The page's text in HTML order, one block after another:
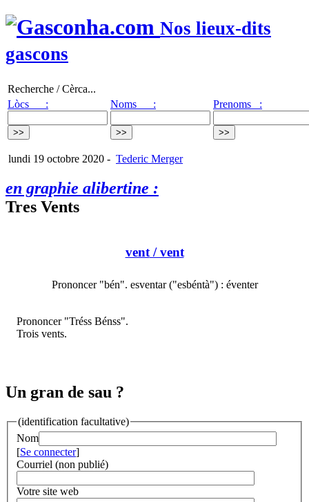
Nos lieux-dits
gascons
Recherche / Cèrca...
Lòcs :
Noms : Prenoms :
lundi 19 octobre 2020 - Tederic Merger
en graphie alibertine :
Tres Vents
vent/ vent
Prononcer "bén". esventar ("esbéntà") : éventer
Prononcer "Tréss Bénss".
Trois vents.
Un gran de sau ?
(identification facultative)
Nom
[Se connecter]
Courriel (non publié)
Votre site web